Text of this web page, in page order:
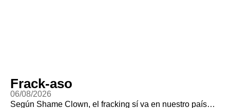
Frack-aso
06/08/2026
Según Shame Clown, el fracking sí va en nuestro país…